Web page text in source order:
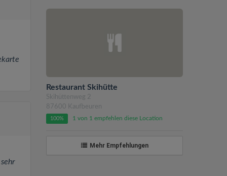
Restaurant Skihütte
Skihüttenweg 2
87600 Kaufbeuren
100% 1 von 1 empfehlen diese Location
Mehr Empfehlungen